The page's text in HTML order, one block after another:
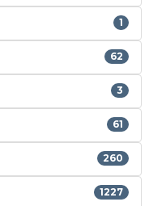
1
62
3
61
260
1227